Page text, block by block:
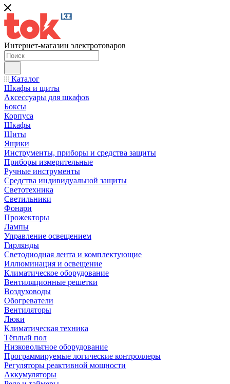
Интернет-магазин электротоваров
Каталог
Шкафы и щиты
Аксессуары для шкафов
Боксы
Корпуса
Шкафы
Щиты
Ящики
Инструменты, приборы и средства защиты
Приборы измерительные
Ручные инструменты
Средства индивидуальной защиты
Светотехника
Светильники
Фонари
Прожекторы
Лампы
Управление освещением
Гирлянды
Светодиодная лента и комплектующие
Иллюминация и освещение
Климатическое оборудование
Вентиляционные решетки
Воздуховоды
Обогреватели
Вентиляторы
Люки
Климатическая техника
Тёплый пол
Низковольтное оборудование
Программируемые логические контроллеры
Регуляторы реактивной мощности
Аккумуляторы